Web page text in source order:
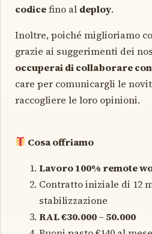
codicefino al deploy.
Inoltre, poiché miglioriamo
grazie ai suggerimenti dei
occuperai di collaborare
care per comunicargli le
raccogliere le loro opinioni.
Cosa offriamo
Lavoro 100% remote
Contratto iniziale di 12
stabilizzazione
RAL €30.000 – 50.000